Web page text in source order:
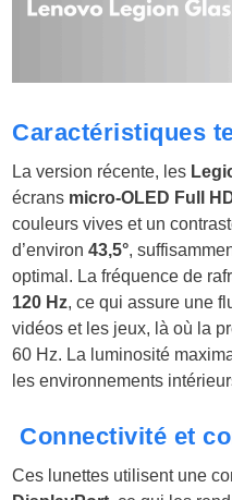
Caractéristiques
La version récente, les
écrans micro-OLED Full
couleurs vives et un
d’environ43,5°,
optimal. La fréquence de
120 Hz, ce qui assure une
vidéos et les jeux, là où la
60 Hz. La luminosité
les environnements
Connectivité et
Ces lunettes utilisent une